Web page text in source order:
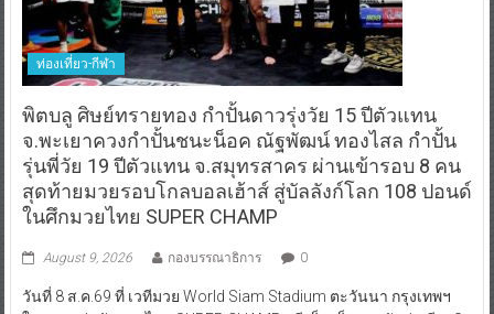
ท่องเที่ยว-กีฬา
พิตบลู ศิษย์ทรายทอง กำปั้นดาวรุ่งวัย 15 ปีตัวแทน
จ.พะเยาควงกำปั้นชนะน็อค ณัฐพัฒน์ ทองไสล กำปั้น
รุ่นพี่วัย 19 ปีตัวแทน จ.สมุทรสาคร ผ่านเข้ารอบ 8 คน
สุดท้ายมวยรอบโกลบอลเฮ้าส์ สู่บัลลังก์โลก 108 ปอนด์
ในศึกมวยไทย SUPER CHAMP
August 9, 2026 กองบรรณาธิการ 0
วันที่ 8 ส.ค.69 ที่ เวทีมวย World Siam Stadium ตะวันนา กรุงเทพฯ